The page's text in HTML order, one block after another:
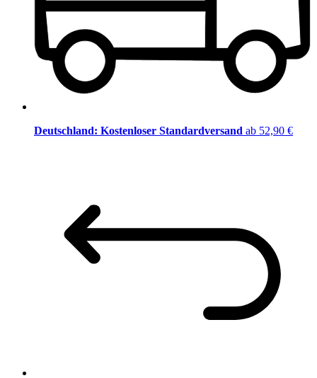
Deutschland: Kostenloser Standardversand ab 52,90 €